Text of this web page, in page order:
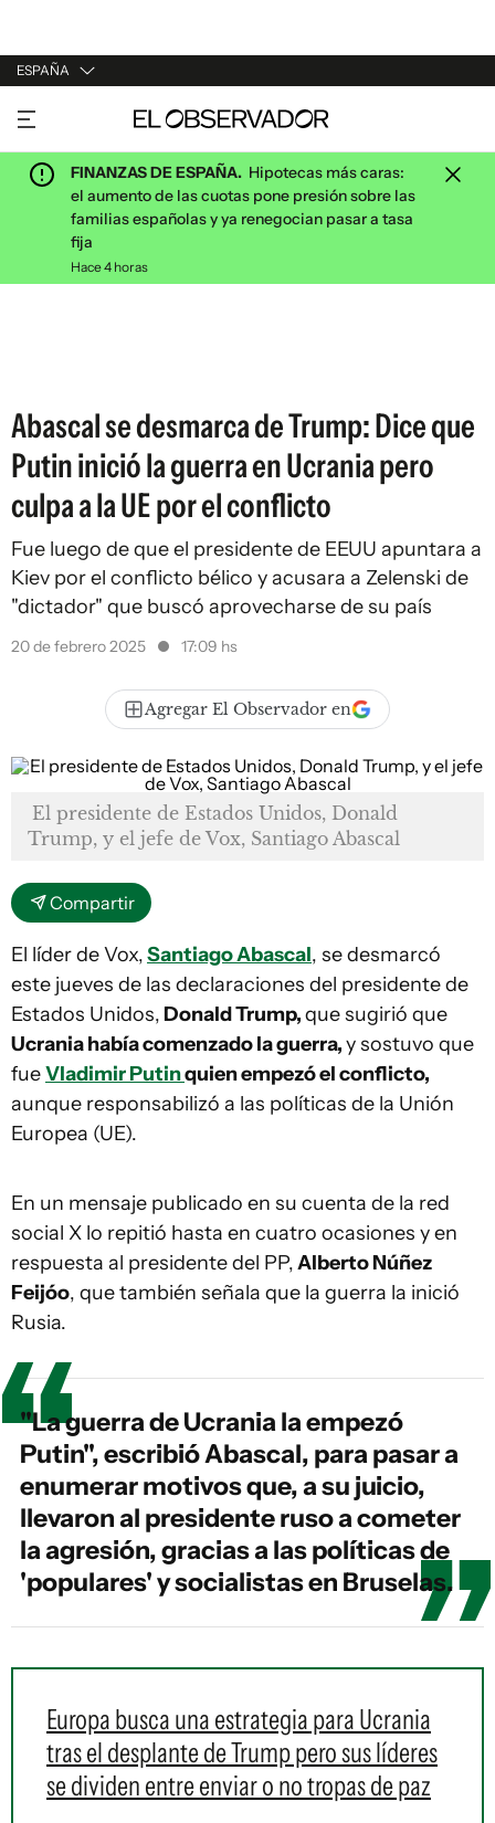
ESPAÑA
URUGUAY
ARGENTINA
ESPAÑA
ESTADOS UNIDOS
FINANZAS DE ESPAÑA. Hipotecas más caras:
el aumento de las cuotas pone presión sobre las
familias españolas y ya renegocian pasar a tasa
fija
Hace 4 horas
Abascal se desmarca de Trump: Dice que
Putin inició la guerra en Ucrania pero
culpa a la UE por el conflicto
Fue luego de que el presidente de EEUU apuntara a
Kiev por el conflicto bélico y acusara a Zelenski de
"dictador" que buscó aprovecharse de su país
20 de febrero 2025 17:09 hs
Agregar El Observador en
El presidente de Estados Unidos, Donald
Trump, y el jefe de Vox, Santiago Abascal
Compartir
El líder de Vox,Santiago Abascal, se desmarcó
este jueves de las declaraciones del presidente de
Estados Unidos, Donald Trump,que sugirió que
Ucrania había comenzado la guerra,y sostuvo que
fueVladimir Putinquien empezó el conflicto,
aunque responsabilizó a las políticas de la Unión
Europea (UE).
En un mensaje publicado en su cuenta de la red
social X lo repitió hasta en cuatro ocasiones y en
respuesta al presidente del PP,Alberto Núñez
Feijóo, que también señala que la guerra la inició
Rusia.
"La guerra de Ucrania la empezó
Putin", escribió Abascal, para pasar a
enumerar motivos que, a su juicio,
llevaron al presidente ruso a cometer
la agresión, gracias a las políticas de
'populares' y socialistas en Bruselas.
Europa busca una estrategia para Ucrania
tras el desplante de Trump pero sus líderes
se dividen entre enviar o no tropas de paz